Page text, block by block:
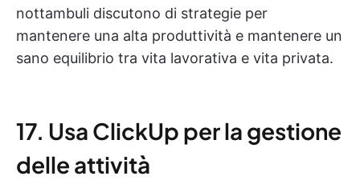
nottambuli discutono di strategie per
mantenere una alta produttività e mantenere un
sano equilibrio tra vita lavorativa e vita privata.
17. Usa ClickUp per la gestione
delle attività